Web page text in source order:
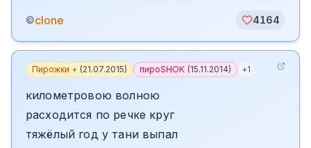
©clone 4164
Пирожки + (21.07.2015) пироSHOK (15.11.2014) +1
километровою волною
расходится по речке круг
тяжёлый год у тани выпал